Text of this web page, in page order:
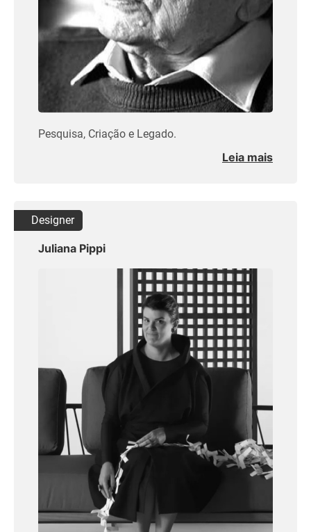
Pesquisa, Criação e Legado.
Leia mais
Designer
Juliana Pippi